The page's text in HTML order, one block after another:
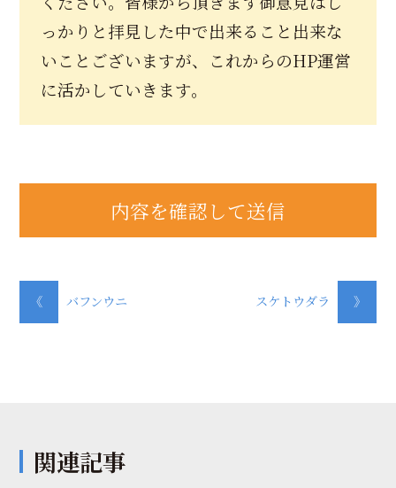
っかりと拝見した中で出来ること出来な
いことございますが、これからのHP運営
に活かしていきます。
《 バフンウニ スケトウダラ 》
関連記事